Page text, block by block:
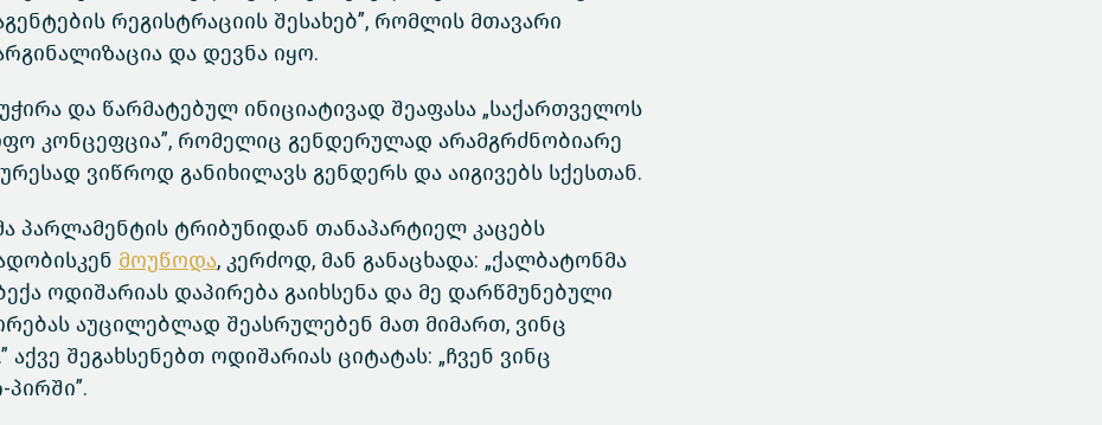
რეგისტრაციის შესახებ”, რომლის მთავარი
და დევნა იყო.
და წარმატებულ ინიციატივად შეაფასა „საქართველოს
კონცეფცია”, რომელიც გენდერულად არამგრძნობიარე
ვიწროდ განიხილავს გენდერს და აიგივებს სქესთან.
პარლამენტის ტრიბუნიდან თანაპარტიელ კაცებს
მოუწოდა, კერძოდ, მან განაცხადა: „ქალბატონმა
ოდიშარიას დაპირება გაიხსენა და მე დარწმუნებული
აუცილებლად შეასრულებენ მათ მიმართ, ვინც
შეგახსენებთ ოდიშარიას ციტატას: „ჩვენ ვინც